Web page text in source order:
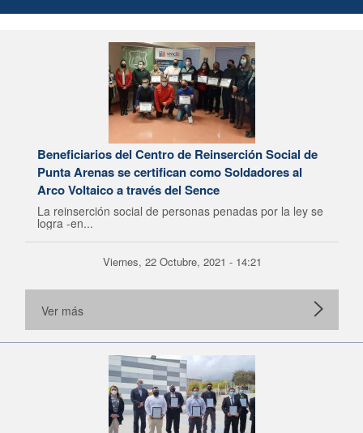
Beneficiarios del Centro de Reinserción Social de
Punta Arenas se certifican como Soldadores al
Arco Voltaico a través del Sence
La reinserción social de personas penadas por la ley se
logra -en...
Viernes, 22 Octubre, 2021 - 14:21
Ver más